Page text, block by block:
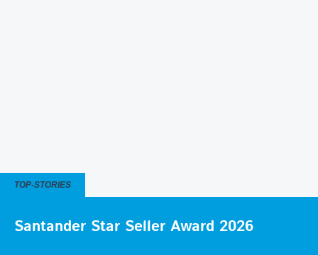
TOP-STORIES
Santander Star Seller Award 2026